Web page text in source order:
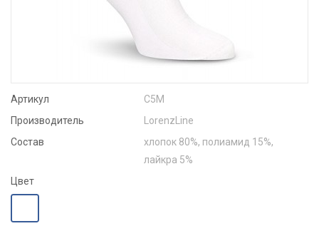
Артикул
С5М
Производитель
LorenzLine
Состав
хлопок 80%, полиамид 15%,
лайкра 5%
Цвет